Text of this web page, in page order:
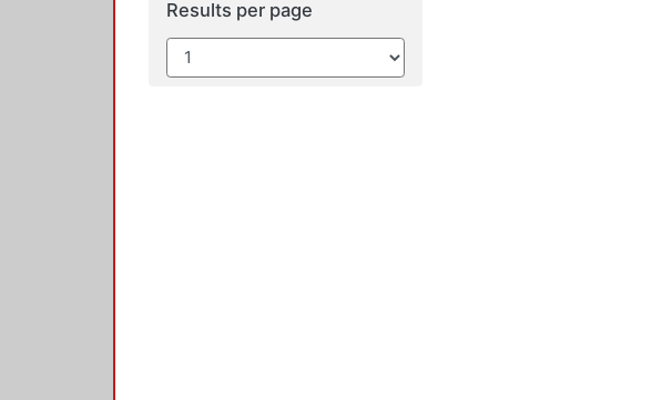
Results per page